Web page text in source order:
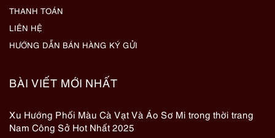
THANH TOÁN
LIÊN HỆ
HƯỚNG DẪN BÁN HÀNG KÝ GỬI
BÀI VIẾT MỚI NHẤT
Xu Hướng Phối Màu Cà Vạt Và Áo Sơ Mi trong thời trang
Nam Công Sở Hot Nhất 2025